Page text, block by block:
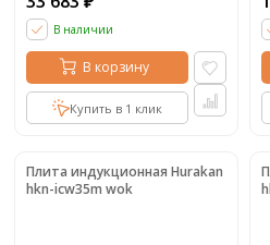
В наличии
В корзину
Купить в 1 клик
Плита индукционная Hurakan
hkn-icw35m wok